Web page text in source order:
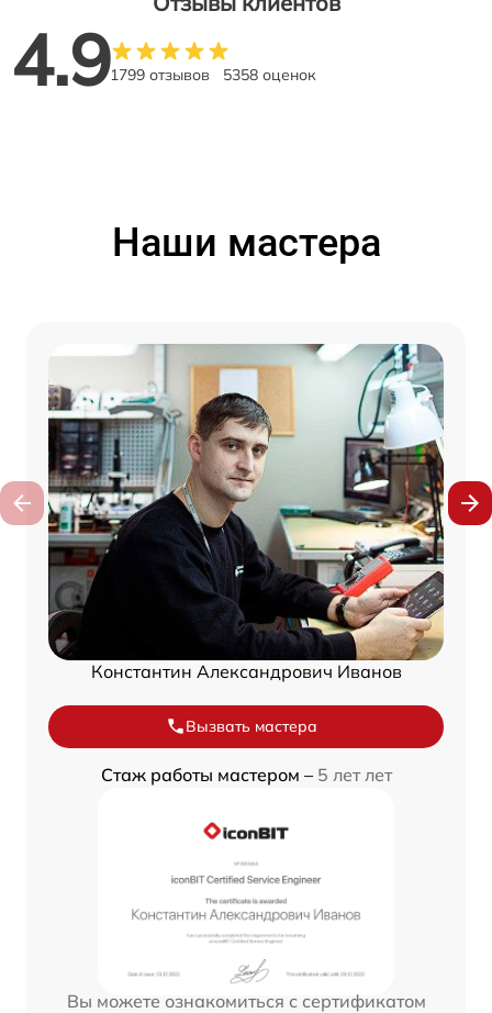
4.91799 отзывов 5358 оценок
Наши мастера
Константин Александрович Иванов
Вызвать мастера
Стаж работы мастером – 5 лет лет
Вы можете ознакомиться с сертификатом